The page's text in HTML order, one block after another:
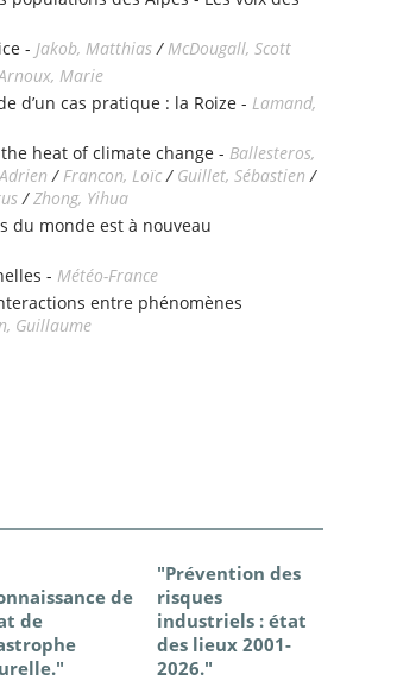
- Jakob, Matthias / McDougall, Scott
Marie
d’un cas pratique : la Roize - Lamand,
heat of climate change - Ballesteros,
/ Francon, Loïc / Guillet, Sébastien /
/Zhong, Yihua
du monde est à nouveau
- Météo-France
entre phénomènes
Guillaume
de
de
"Prévention des
risques
industriels : état
des lieux 2001-
2026."